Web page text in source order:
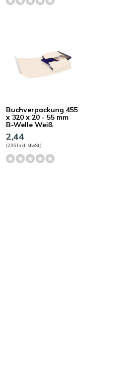
Buchverpackung 455
x 320 x 20 - 55 mm
B-Welle Weiß
2,44
(2,95 Inkl. MwSt.)